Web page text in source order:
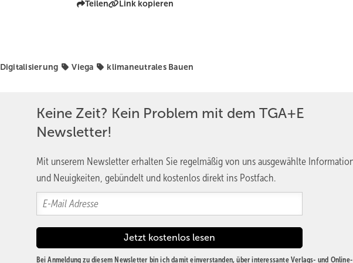
Teilen Link kopieren
Digitalisierung Viega klimaneutrales Bauen
Keine Zeit? Kein Problem mit dem TGA+E
Newsletter!
Mit unserem Newsletter erhalten Sie regelmäßig von uns ausgewählte
und Neuigkeiten, gebündelt und kostenlos direkt ins Postfach.
Bei Anmeldung zu diesem Newsletter bin ich damit einverstanden, über interessante Verlags- und Online-